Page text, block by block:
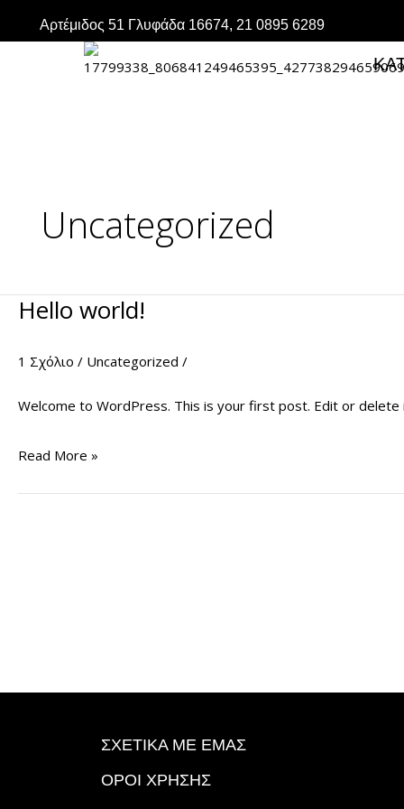
Αρτέμιδος 51 Γλυφάδα 16674, 21 0895 6289
Uncategorized
Hello world!
1 Σχόλιο / Uncategorized /
Welcome to WordPress. This is your first post. Edit or
Hello
Read More »
ΣΧΕΤΙΚΑ ΜΕ ΕΜΑΣ
ΟΡΟΙ ΧΡΗΣΗΣ